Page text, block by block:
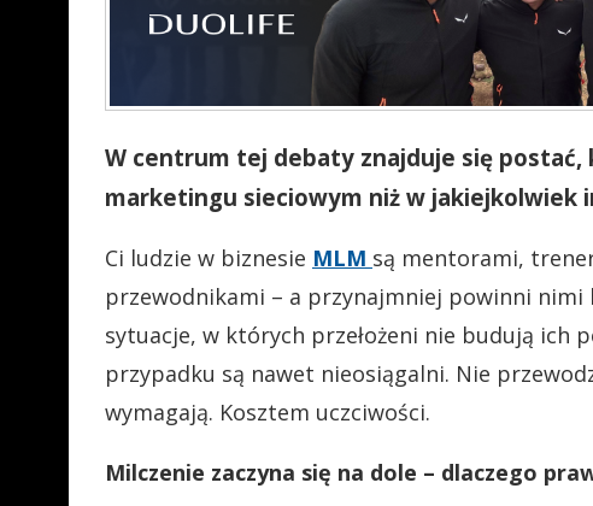
W centrum tej debaty znajduje się
marketingu sieciowym niż w
Ci ludzie w biznesie MLM są mentorami,
przewodnikami – a przynajmniej powinni nimi
sytuacje, w których przełożeni nie budują ich
przypadku są nawet nieosiągalni. Nie
wymagają. Kosztem uczciwości.
Milczenie zaczyna się na dole – dlaczego